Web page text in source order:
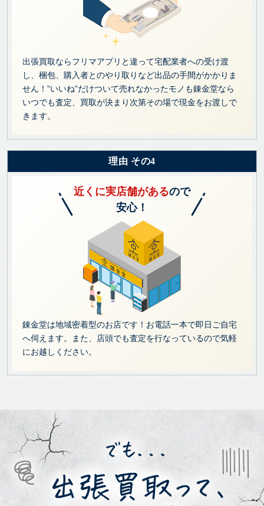
出張買取ならフリマアプリと違って宅配業者への受け渡
し、梱包、購入者とのやり取りなど出品の手間がかかりま
せん！”いいね”だけついて売れなかったモノも錬金堂なら
いつでも査定、買取が決まり次第その場で現金をお渡しで
きます。
理由 その4
近くに実店舗があるので
安心！
錬金堂は地域密着型のお店です！お電話一本で即日ご自宅
へ伺えます。また、店頭でも査定を行なっているので気軽
にお越しください。